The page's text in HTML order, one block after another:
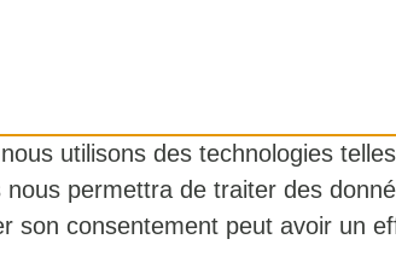
utilisons des technologies
permettra de traiter des
son consentement peut avoir un